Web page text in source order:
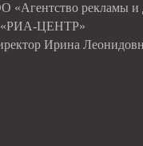
«Агентство рекламы
«РИА-ЦЕНТР»
Ирина